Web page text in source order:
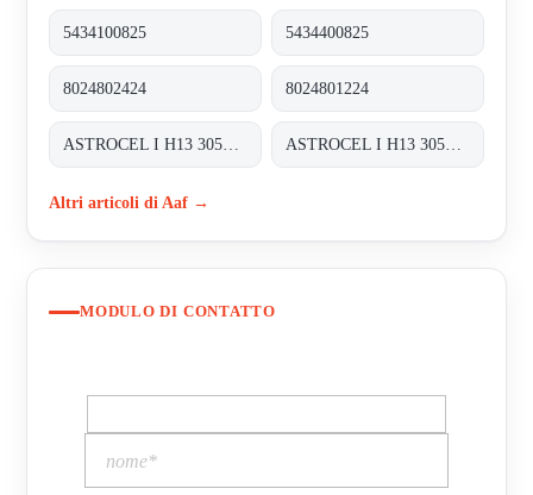
5434100825 5434400825
8024802424 8024801224
Altri articoli di Aaf →
MODULO DI CONTATTO